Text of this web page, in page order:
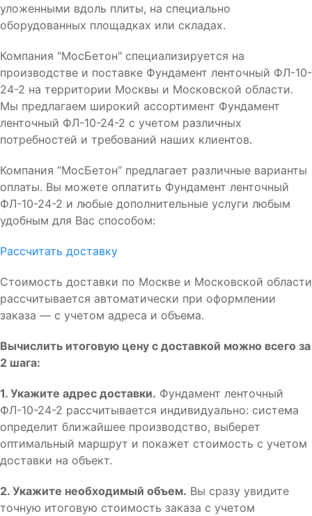
уложенными вдоль плиты, на специально
оборудованных площадках или складах.
Компания "МосБетон" специализируется на
производстве и поставке Фундамент ленточный ФЛ-10-
24-2 на территории Москвы и Московской области.
Мы предлагаем широкий ассортимент Фундамент
ленточный ФЛ-10-24-2 с учетом различных
потребностей и требований наших клиентов.
Компания “МосБетон” предлагает различные варианты
оплаты. Вы можете оплатить Фундамент ленточный
ФЛ-10-24-2 и любые дополнительные услуги любым
удобным для Вас способом:
Рассчитать доставку
Стоимость доставки по Москве и Московской области
рассчитывается автоматически при оформлении
заказа — с учетом адреса и объема.
Вычислить итоговую цену с доставкой можно всего за
2 шага:
1. Укажите адрес доставки. Фундамент ленточный
ФЛ-10-24-2 рассчитывается индивидуально: система
определит ближайшее производство, выберет
оптимальный маршрут и покажет стоимость с учетом
доставки на объект.
2. Укажите необходимый объем. Вы сразу увидите
точную итоговую стоимость заказа с учетом